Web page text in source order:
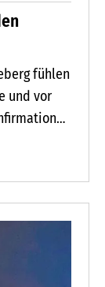
fühlen
und vor
Spende